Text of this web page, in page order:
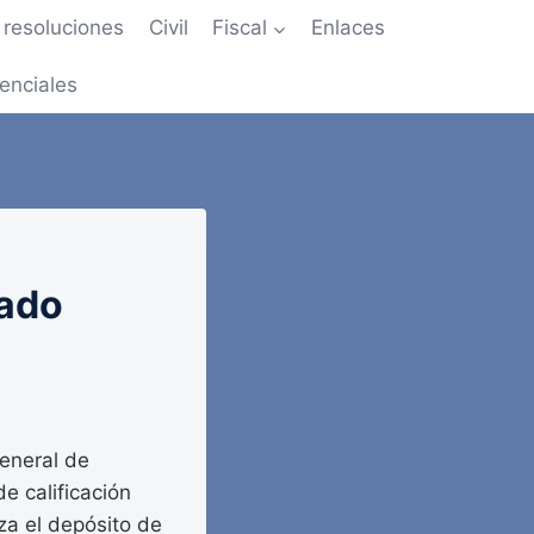
Civil Fiscal Enlaces
de
calificación
el depósito de